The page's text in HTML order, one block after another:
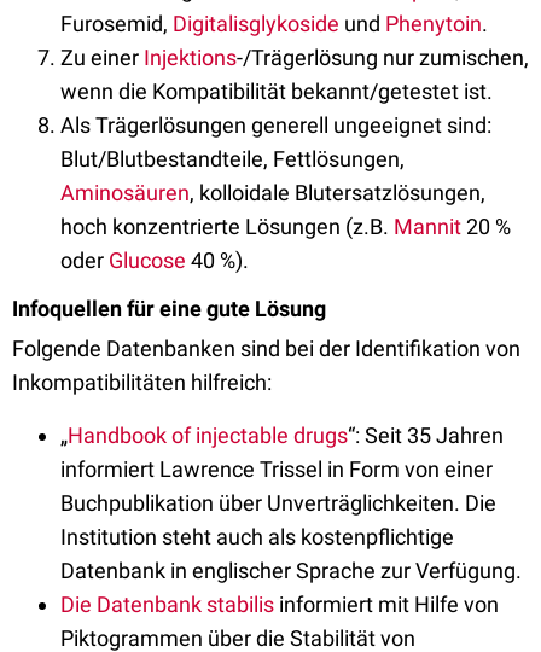
Furosemid, Digitalisglykoside und Phenytoin.
Zu einer Injektions-/Trägerlösung nur zumischen,
wenn die Kompatibilität bekannt/getestet ist.
Als Trägerlösungen generell ungeeignet sind:
Blut/Blutbestandteile, Fettlösungen,
Aminosäuren, kolloidale Blutersatzlösungen,
hoch konzentrierte Lösungen (z.B. Mannit20 %
oder Glucose 40 %).
Infoquellen für eine gute Lösung
Folgende Datenbanken sind bei der Identifikation von
Inkompatibilitäten hilfreich:
„Handbook of injectable drugs“: Seit 35 Jahren
informiert Lawrence Trissel in Form von einer
Buchpublikation über Unverträglichkeiten. Die
Institution steht auch als kostenpflichtige
Datenbank in englischer Sprache zur Verfügung.
Die Datenbank stabilis informiert mit Hilfe von
Piktogrammen über die Stabilität von